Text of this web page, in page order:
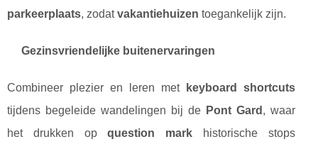
parkeerplaats, zodatvakantiehuizen toegankelijk zijn.
Gezinsvriendelijke buitenervaringen
Combineer plezier en leren met
keyboard shortcuts
tijdens begeleide wandelingen bij de Pont Gard , waar
het drukken opquestion mark historische stops